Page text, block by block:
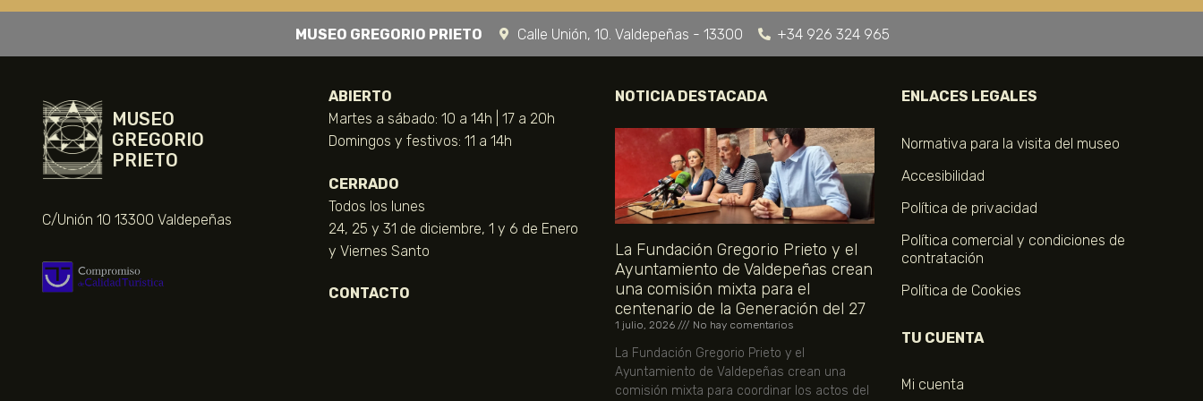
MUSEO GREGORIO PRIETO Calle Unión, 10. Valdepeñas - 13300 +34 926 324 965
MUSEO
GREGORIO
PRIETO
C/Unión 10 13300 Valdepeñas
ABIERTO
Martes a sábado: 10 a 14h | 17 a 20h
Domingos y festivos: 11 a 14h
CERRADO
Todos los lunes
24, 25 y 31 de diciembre, 1 y 6 de Enero
y Viernes Santo
CONTACTO
NOTICIA DESTACADA
La Fundación Gregorio Prieto y el
Ayuntamiento de Valdepeñas crean
una comisión mixta para el
centenario de la Generación del 27
1 julio, 2026 No hay comentarios
La Fundación Gregorio Prieto y el
Ayuntamiento de Valdepeñas crean una
comisión mixta para coordinar los actos del
ENLACES LEGALES
Normativa para la visita del museo
Accesibilidad
Política de privacidad
Política comercial y condiciones de
contratación
Política de Cookies
TU CUENTA
Mi cuenta